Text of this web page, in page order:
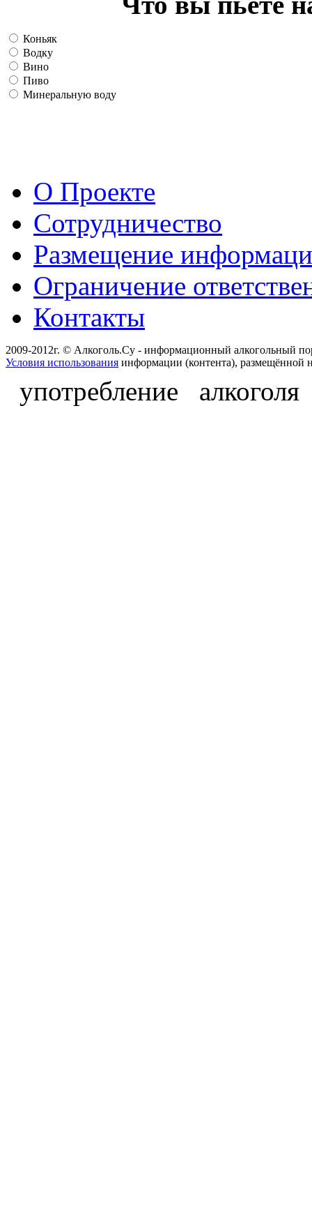
Коньяк
Водку
Вино
Пиво
Минеральную воду
О Проекте
Сотрудничество
Размещение
Ограничение
Контакты
2009-2012г. © Алкоголь.Су - информационный алкогольный
Условия использования информации (контента), размещённой
употребление